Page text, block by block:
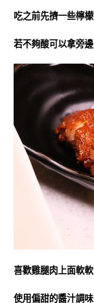
吃之前先擠一些檸檬
若不夠酸可以拿旁
喜歡雞腿肉上面軟
使用偏甜的醬汁調